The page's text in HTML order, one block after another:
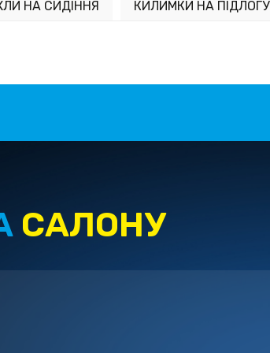
НА СИДІННЯ КИЛИМКИ НА ПІДЛОГУ
САЛОНУ